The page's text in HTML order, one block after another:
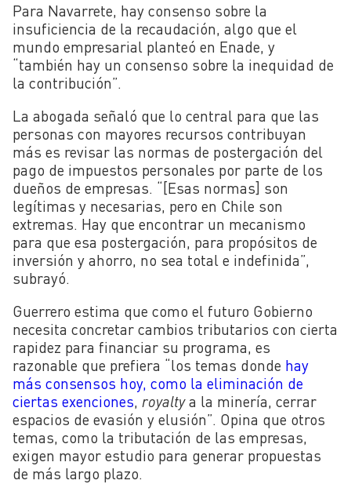
Para Navarrete, hay consenso sobre la
insuficiencia de la recaudación, algo que el
mundo empresarial planteó en Enade, y
“también hay un consenso sobre la inequidad de
la contribución”.
La abogada señaló que lo central para que las
personas con mayores recursos contribuyan
más es revisar las normas de postergación del
pago de impuestos personales por parte de los
dueños de empresas. “[Esas normas] son
legítimas y necesarias, pero en Chile son
extremas. Hay que encontrar un mecanismo
para que esa postergación, para propósitos de
inversión y ahorro, no sea total e indefinida”,
subrayó.
Guerrero estima que como el futuro Gobierno
necesita concretar cambios tributarios con cierta
rapidez para financiar su programa, es
razonable que prefiera “los temas donde hay
más consensos hoy, como la eliminación de
ciertas exenciones, royaltya la minería, cerrar
espacios de evasión y elusión”. Opina que otros
temas, como la tributación de las empresas,
exigen mayor estudio para generar propuestas
de más largo plazo.